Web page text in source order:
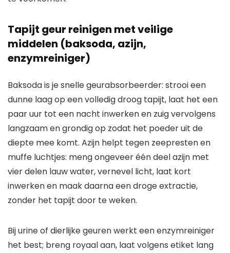
Tapijt geur reinigen met veilige
middelen (baksoda, azijn,
enzymreiniger)
Baksoda is je snelle geurabsorbeerder: strooi een
dunne laag op een volledig droog tapijt, laat het een
paar uur tot een nacht inwerken en zuig vervolgens
langzaam en grondig op zodat het poeder uit de
diepte mee komt. Azijn helpt tegen zeepresten en
muffe luchtjes: meng ongeveer één deel azijn met
vier delen lauw water, vernevel licht, laat kort
inwerken en maak daarna een droge extractie,
zonder het tapijt door te weken.
Bij urine of dierlijke geuren werkt een enzymreiniger
het best; breng royaal aan, laat volgens etiket lang